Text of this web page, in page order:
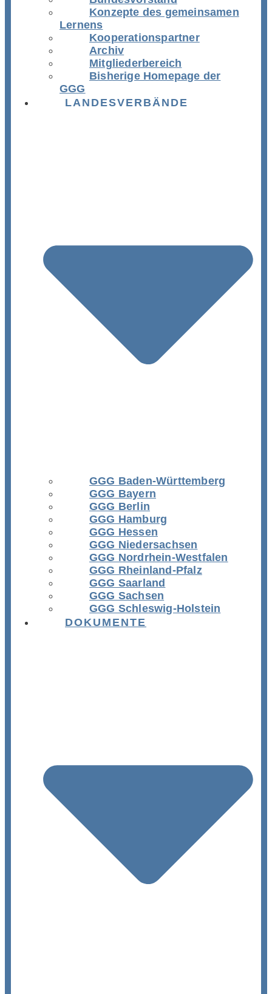
Konzepte des gemeinsamen
Lernens
Kooperationspartner
Archiv
Mitgliederbereich
Bisherige Homepage der
GGG
LANDESVERBÄNDE
GGG Baden-Württemberg
GGG Bayern
GGG Berlin
GGG Hamburg
GGG Hessen
GGG Niedersachsen
GGG Nordrhein-Westfalen
GGG Rheinland-Pfalz
GGG Saarland
GGG Sachsen
GGG Schleswig-Holstein
DOKUMENTE